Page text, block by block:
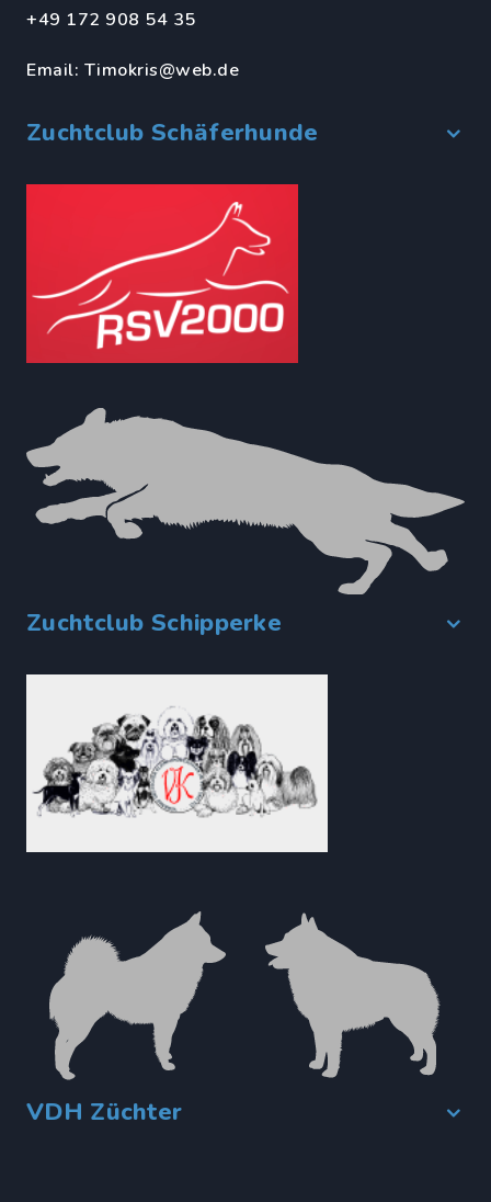
+49 172 908 54 35
Email: Timokris@web.de
Zuchtclub Schäferhunde
Zuchtclub Schipperke
VDH Züchter